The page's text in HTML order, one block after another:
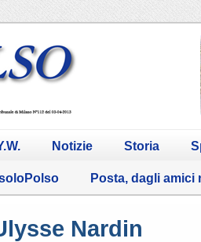
Notizie Storia
Posta, dagli amici
Nardin